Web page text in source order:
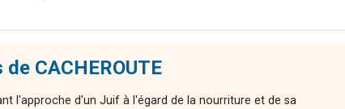
CACHEROUTE
l'approche d'un Juif à l'égard de la nourriture et de sa